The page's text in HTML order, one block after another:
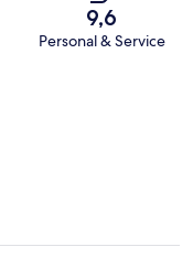
9,6
Personal & Service